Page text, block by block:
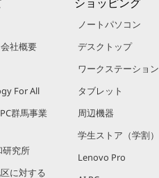
社概要
For All
群馬事業
研究所
に対する
ノートパソコン
デスクトップ
ワークステーション
タブレット
周辺機器
学生ストア（学割）
Lenovo Pro